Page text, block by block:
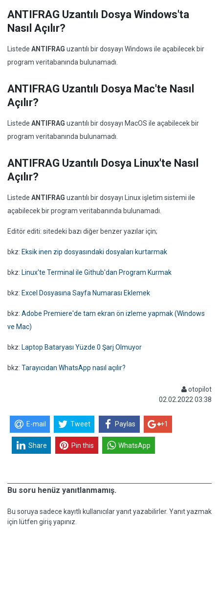
ANTIFRAG Uzantılı Dosya Windows'ta
Nasıl Açılır?
Listede ANTIFRAG uzantılı bir dosyayı Windows ile açabilecek bir
program veritabanında bulunamadı.
ANTIFRAG Uzantılı Dosya Mac'te Nasıl
Açılır?
Listede ANTIFRAG uzantılı bir dosyayı MacOS ile açabilecek bir
program veritabanında bulunamadı.
ANTIFRAG Uzantılı Dosya Linux'te Nasıl
Açılır?
Listede ANTIFRAG uzantılı bir dosyayı Linux işletim sistemi ile
açabilecek bir program veritabanında bulunamadı.
Editör editi: sitedeki bazı diğer benzer yazılar için;
bkz: Eksik inen zip dosyasındaki dosyaları kurtarmak
bkz: Linux'te Terminal ile Github'dan Program Kurmak
bkz: Excel Dosyasına Sayfa Numarası Eklemek
bkz: Adobe Premiere'de tam ekran ön izleme yapmak (Windows
ve Mac)
bkz: Laptop Bataryası Yüzde 0 Şarj Olmuyor
bkz: Tarayıcıdan WhatsApp nasıl açılır?
otopilot
02.02.2022 03:38
E-mail Tweet Paylas +1
Share Pin this WhatsApp
Bu soru henüz yanıtlanmamış.
Bu soruya sadece kayıtlı kullanıcılar yanıt yazabilirler. Yanıt yazmak
için lütfen giriş yapınız.